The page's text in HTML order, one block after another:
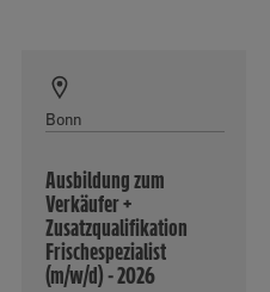
Bonn
Ausbildung zum
Verkäufer +
Zusatzqualifikation
Frischespezialist
(m/w/d) - 2026